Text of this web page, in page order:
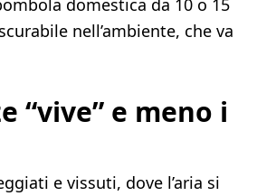
domestica da 10 o 15
nell’ambiente, che va
“vive” e meno i
e vissuti, dove l’aria si